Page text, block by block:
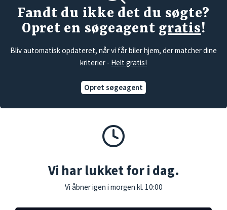
Fandt du ikke det du søgte?
Opret en søgeagent gratis!
Bliv automatisk opdateret, når vi får biler hjem, der matcher dine
kriterier - Helt gratis!
Opret søgeagent
Vi har lukket for i dag.
Vi åbner igen i morgen kl. 10:00